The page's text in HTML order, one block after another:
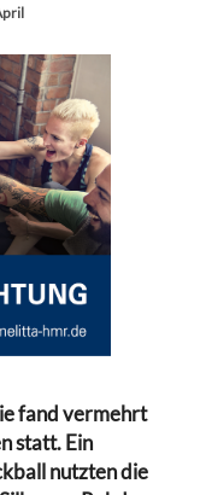
fand vermehrt
statt. Ein
nutzten die